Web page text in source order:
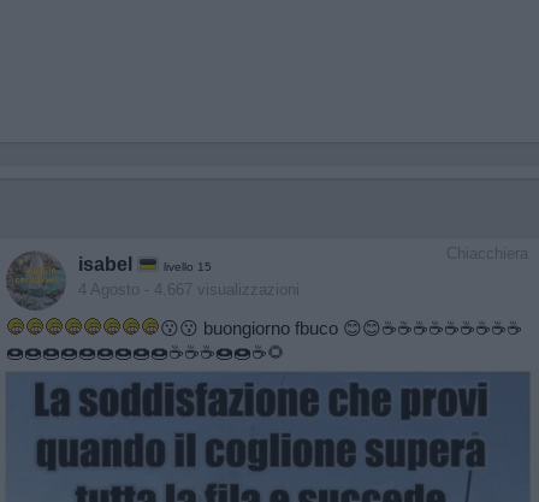
Chiacchiera
isabel livello 15
4 Agosto - 4.667 visualizzazioni
😗😗 buongiorno fbuco 😊😊☕️☕️☕️☕️☕️☕️☕️☕️☕️
🍩🍩🍩🍩🍩🍩🍩🍩🍩☕️☕️☕️🍩🍩☕️🌻